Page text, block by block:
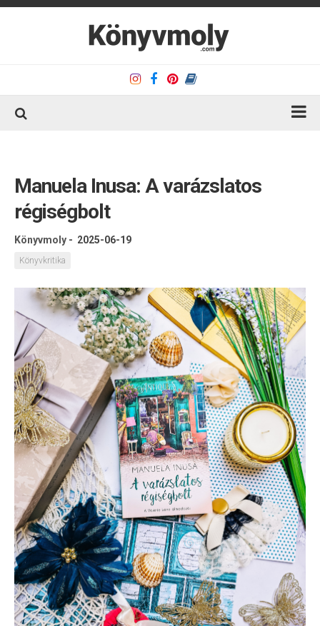
Könyvajánló
Kapcsolat
Olvasó sarok
Rólam
Manuela Inusa: A varázslatos
régiségbolt
Könyvmoly - 2025-06-19
Könyvkritika